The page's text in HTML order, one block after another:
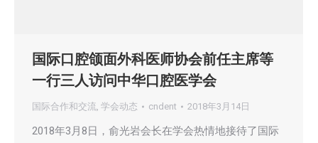
国际口腔颌面外科医师协会前任主席等
一行三人访问中华口腔医学会
国际合作和交流, 学会动态 cndent 2018年3月14日
2018年3月8日，俞光岩会长在学会热情地接待了国际